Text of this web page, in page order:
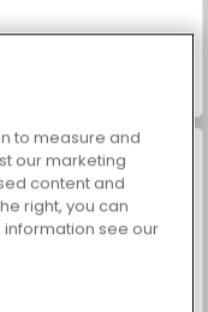
to measure and
our marketing
content and
right, you can
information see our